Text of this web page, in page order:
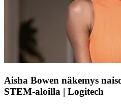
Aisha Bowen näkemys
STEM-aloilla | Logitech